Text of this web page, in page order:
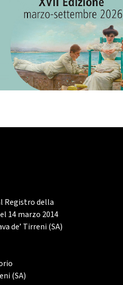
Registro della
14 marzo 2014
de’ Tirreni (SA)
(SA)